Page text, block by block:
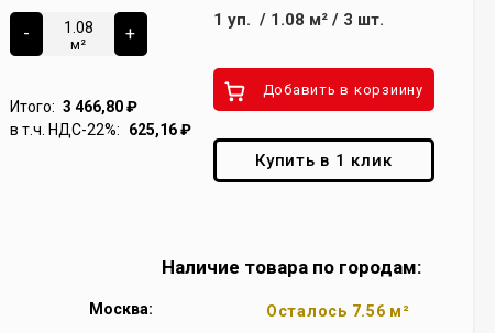
-
м²
+
Итого: 3 466,80₽
в т.ч. НДС-22%:
625,16₽
1 уп. / 1.08 м²/ 3 шт.
Добавить в корзиину
Купить в 1 клик
Наличие товара по городам:
Москва: Осталось 7.56 м²